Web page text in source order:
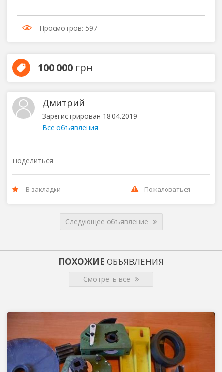
Просмотров: 597
100 000 грн
Дмитрий
Зарегистрирован 18.04.2019
Все объявления
Поделиться
В закладки Пожаловаться
Следующее объявление
ПОХОЖИЕ ОБЪЯВЛЕНИЯ
Смотреть все